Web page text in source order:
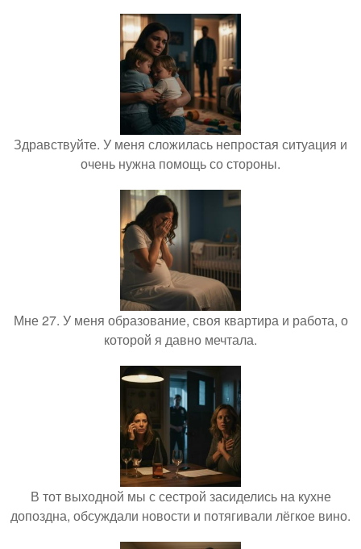
Здравствуйте. У меня сложилась непростая ситуация и
очень нужна помощь со стороны.
Мне 27. У меня образование, своя квартира и работа, о
которой я давно мечтала.
В тот выходной мы с сестрой засиделись на кухне
допоздна, обсуждали новости и потягивали лёгкое вино.